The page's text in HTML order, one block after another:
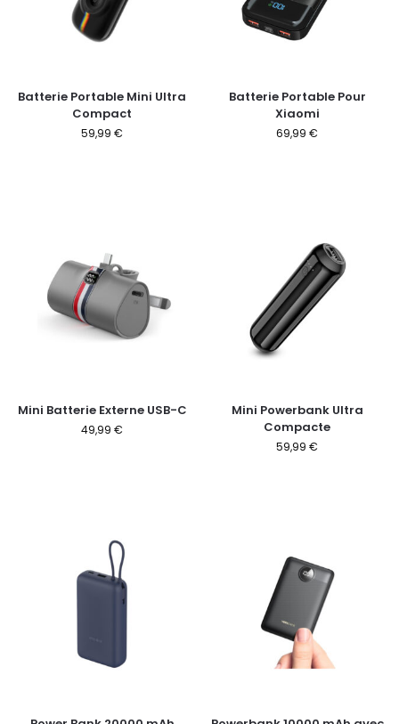
Batterie Portable Mini Ultra
Compact
59,99 €
Batterie Portable Pour
Xiaomi
69,99 €
Mini Batterie Externe USB-C
49,99 €
Mini Powerbank Ultra
Compacte
59,99 €